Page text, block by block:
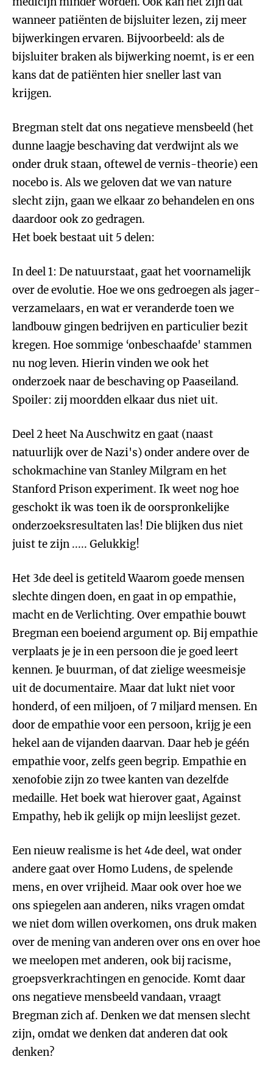
wanneer patiënten de bijsluiter lezen, zij meer
bijwerkingen ervaren. Bijvoorbeeld: als de
bijsluiter braken als bijwerking noemt, is er een
kans dat de patiënten hier sneller last van
krijgen.
Bregman stelt dat ons negatieve mensbeeld (het
dunne laagje beschaving dat verdwijnt als we
onder druk staan, oftewel de vernis-theorie) een
nocebo is. Als we geloven dat we van nature
slecht zijn, gaan we elkaar zo behandelen en ons
daardoor ook zo gedragen.
Het boek bestaat uit 5 delen:
In deel 1: De natuurstaat, gaat het voornamelijk
over de evolutie. Hoe we ons gedroegen als jager-
verzamelaars, en wat er veranderde toen we
landbouw gingen bedrijven en particulier bezit
kregen. Hoe sommige ‘onbeschaafde' stammen
nu nog leven. Hierin vinden we ook het
onderzoek naar de beschaving op Paaseiland.
Spoiler: zij moordden elkaar dus niet uit.
Deel 2 heet Na Auschwitz en gaat (naast
natuurlijk over de Nazi's) onder andere over de
schokmachine van Stanley Milgram en het
Stanford Prison experiment. Ik weet nog hoe
geschokt ik was toen ik de oorspronkelijke
onderzoeksresultaten las! Die blijken dus niet
juist te zijn ..... Gelukkig!
Het 3de deel is getiteld Waarom goede mensen
slechte dingen doen, en gaat in op empathie,
macht en de Verlichting. Over empathie bouwt
Bregman een boeiend argument op. Bij empathie
verplaats je je in een persoon die je goed leert
kennen. Je buurman, of dat zielige weesmeisje
uit de documentaire. Maar dat lukt niet voor
honderd, of een miljoen, of 7 miljard mensen. En
door de empathie voor een persoon, krijg je een
hekel aan de vijanden daarvan. Daar heb je géén
empathie voor, zelfs geen begrip. Empathie en
xenofobie zijn zo twee kanten van dezelfde
medaille. Het boek wat hierover gaat, Against
Empathy, heb ik gelijk op mijn leeslijst gezet.
Een nieuw realisme is het 4de deel, wat onder
andere gaat over Homo Ludens, de spelende
mens, en over vrijheid. Maar ook over hoe we
ons spiegelen aan anderen, niks vragen omdat
we niet dom willen overkomen, ons druk maken
over de mening van anderen over ons en over hoe
we meelopen met anderen, ook bij racisme,
groepsverkrachtingen en genocide. Komt daar
ons negatieve mensbeeld vandaan, vraagt
Bregman zich af. Denken we dat mensen slecht
zijn, omdat we denken dat anderen dat ook
denken?